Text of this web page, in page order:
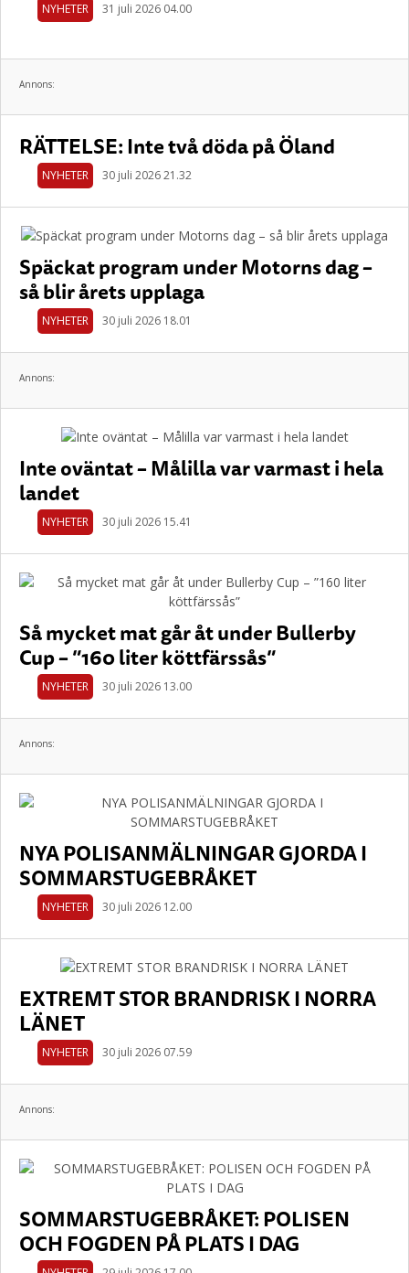
NYHETER 31 juli 2026 04.00
Annons:
RÄTTELSE: Inte två döda på Öland
NYHETER 30 juli 2026 21.32
Späckat program under Motorns dag –
så blir årets upplaga
NYHETER 30 juli 2026 18.01
Annons:
Inte oväntat – Målilla var varmast i hela
landet
NYHETER 30 juli 2026 15.41
Så mycket mat går åt under Bullerby
Cup – ”160 liter köttfärssås”
NYHETER 30 juli 2026 13.00
Annons:
NYA POLISANMÄLNINGAR GJORDA I
SOMMARSTUGEBRÅKET
NYHETER 30 juli 2026 12.00
EXTREMT STOR BRANDRISK I NORRA
LÄNET
NYHETER 30 juli 2026 07.59
Annons:
SOMMARSTUGEBRÅKET: POLISEN
OCH FOGDEN PÅ PLATS I DAG